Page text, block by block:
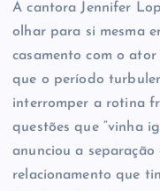
A cantora Jennifer
olhar para si mesma
casamento com o
que o período
interromper a rotina
questões que “vinha
anunciou a separação
relacionamento que